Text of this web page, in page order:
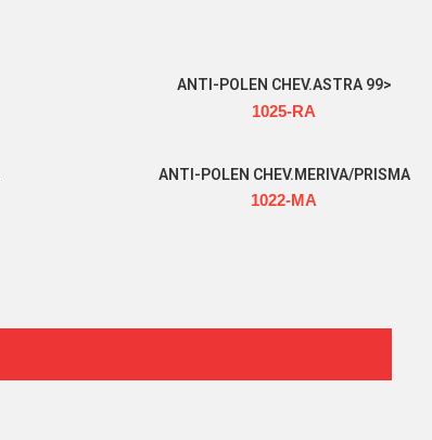
ANTI-POLEN CHEV.ASTRA 99>
1025-RA
ANTI-POLEN CHEV.MERIVA/PRISMA
1022-MA